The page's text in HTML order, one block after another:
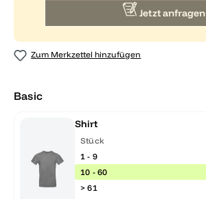
Jetzt anfragen
Zum Merkzettel hinzufügen
Basic
Shirt
Stück
1 - 9
10 - 60
> 61